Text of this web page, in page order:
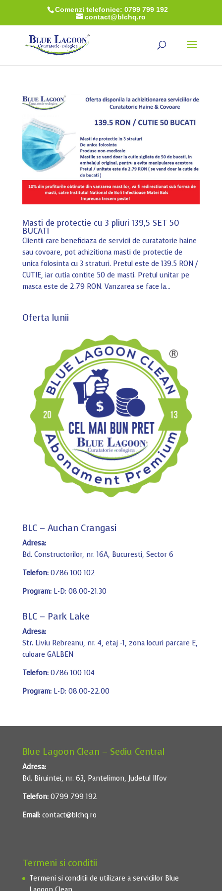
Comenzi telefonice: 0799 799 192
contact@blchq.ro
Masti de protectie cu 3 pliuri 139,5 SET 50
BUCATI
Clientii care beneficiaza de servicii de curatatorie haine
sau covoare, pot achizitiona masti de protectie de
unica folosinta cu 3 straturi. Pretul este de 139.5 RON /
CUTIE, iar cutia contite 50 de masti. Pretul unitar pe
masca este de 2.79 RON. Vanzarea se face la...
Oferta lunii
BLC – Auchan Crangasi
Adresa:
Bd. Constructorilor, nr. 16A, Bucuresti, Sector 6
Telefon: 0786 100 102
Program: L-D: 08.00-21.30
BLC – Park Lake
Adresa:
Str. Liviu Rebreanu, nr. 4, etaj -1, zona locuri parcare E,
culoare GALBEN
Telefon: 0786 100 104
Program: L-D: 08.00-22.00
Blue Lagoon Clean – Sediu Central
Adresa:
Bd. Biruintei, nr. 63, Pantelimon, Judetul Ilfov
Telefon:0799 799 192
Email: contact@blchq.ro
Termeni si conditii
Termeni si conditii de utilizare a serviciilor Blue